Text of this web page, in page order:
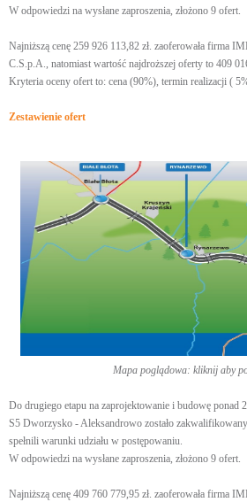
W odpowiedzi na wysłane zaproszenia, złożono 9 ofert.
Najniższą cenę 259 926 113,82 zł. zaoferowała firma
C.S.p.A., natomiast wartość najdroższej oferty to 409
Kryteria oceny ofert to: cena (90%), termin realizacji (
Zestawienie ofert
Mapa poglądowa: kliknij aby
Do drugiego etapu na zaprojektowanie i budowę ponad
S5 Dworzysko - Aleksandrowo zostało
spełnili warunki udziału w postępowaniu.
W odpowiedzi na wysłane zaproszenia, złożono 9 ofert.
Najniższą cenę 409 760 779,95 zł. zaoferowała firma